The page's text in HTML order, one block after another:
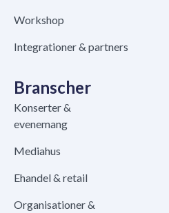
Workshop
Integrationer & partners
Branscher
Konserter &
evenemang
Mediahus
Ehandel & retail
Organisationer &